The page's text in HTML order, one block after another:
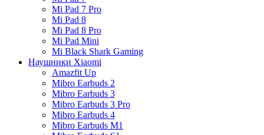
Mi Pad 7 Pro
Mi Pad 8
Mi Pad 8 Pro
Mi Pad Mini
Mi Black Shark Gaming
Наушники Xiaomi
Amazfit Up
Mibro Earbuds 2
Mibro Earbuds 3
Mibro Earbuds 3 Pro
Mibro Earbuds 4
Mibro Earbuds M1